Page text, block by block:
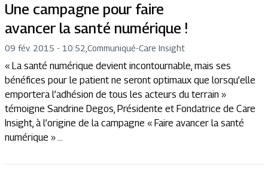
Une campagne pour faire
avancer la santé numérique !
09 fév. 2015 - 10:52 Communiqué-Care Insight
« La santé numérique devient incontournable, mais ses
bénéfices pour le patient ne seront optimaux que lorsqu’elle
emportera l’adhésion de tous les acteurs du terrain »
témoigne Sandrine Degos, Présidente et Fondatrice de Care
Insight, à l’origine de la campagne « Faire avancer la santé
numérique » ...